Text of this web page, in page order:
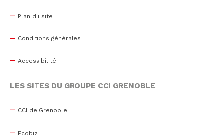
Plan du site
Conditions générales
Accessibilité
LES SITES DU GROUPE CCI GRENOBLE
CCI de Grenoble
Ecobiz